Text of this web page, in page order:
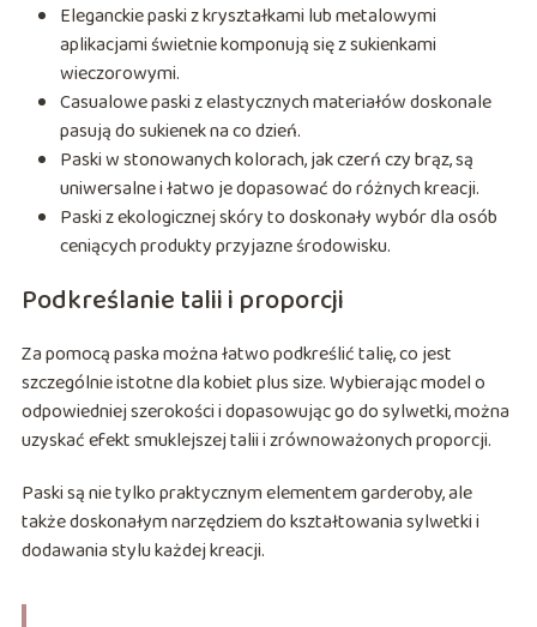
Eleganckie paski z kryształkami lub metalowymi
aplikacjami świetnie komponują się z sukienkami
wieczorowymi.
Casualowe paski z elastycznych materiałów doskonale
pasują do sukienek na co dzień.
Paski w stonowanych kolorach, jak czerń czy brąz, są
uniwersalne i łatwo je dopasować do różnych kreacji.
Paski z ekologicznej skóry to doskonały wybór dla osób
ceniących produkty przyjazne środowisku.
Podkreślanie talii i proporcji
Za pomocą paska można łatwo podkreślić talię, co jest
szczególnie istotne dla kobiet plus size. Wybierając model o
odpowiedniej szerokości i dopasowując go do sylwetki, można
uzyskać efekt smuklejszej talii i zrównoważonych proporcji.
Paski są nie tylko praktycznym elementem garderoby, ale
także doskonałym narzędziem do kształtowania sylwetki i
dodawania stylu każdej kreacji.